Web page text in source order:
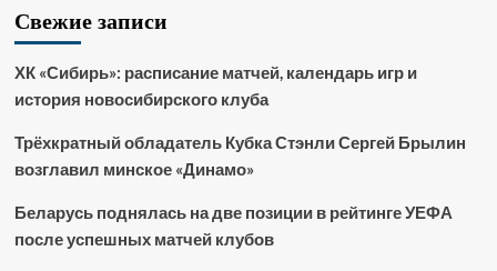
Свежие записи
ХК «Сибирь»: расписание матчей, календарь игр и
история новосибирского клуба
Трёхкратный обладатель Кубка Стэнли Сергей Брылин
возглавил минское «Динамо»
Беларусь поднялась на две позиции в рейтинге УЕФА
после успешных матчей клубов